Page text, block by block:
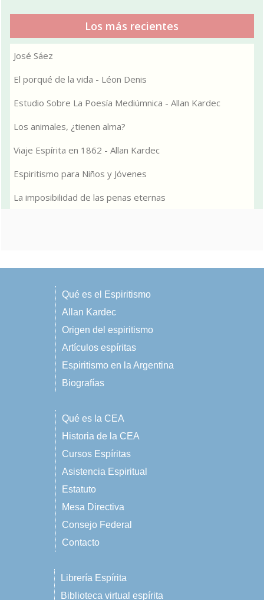
Los más recientes
José Sáez
El porqué de la vida - Léon Denis
Estudio Sobre La Poesía Mediúmnica - Allan Kardec
Los animales, ¿tienen alma?
Viaje Espírita en 1862 - Allan Kardec
Espiritismo para Niños y Jóvenes
La imposibilidad de las penas eternas
Qué es el Espiritismo
Allan Kardec
Origen del espiritismo
Artículos espíritas
Espiritismo en la Argentina
Biografías
Qué es la CEA
Historia de la CEA
Cursos Espíritas
Asistencia Espiritual
Estatuto
Mesa Directiva
Consejo Federal
Contacto
Librería Espírita
Biblioteca virtual espírita